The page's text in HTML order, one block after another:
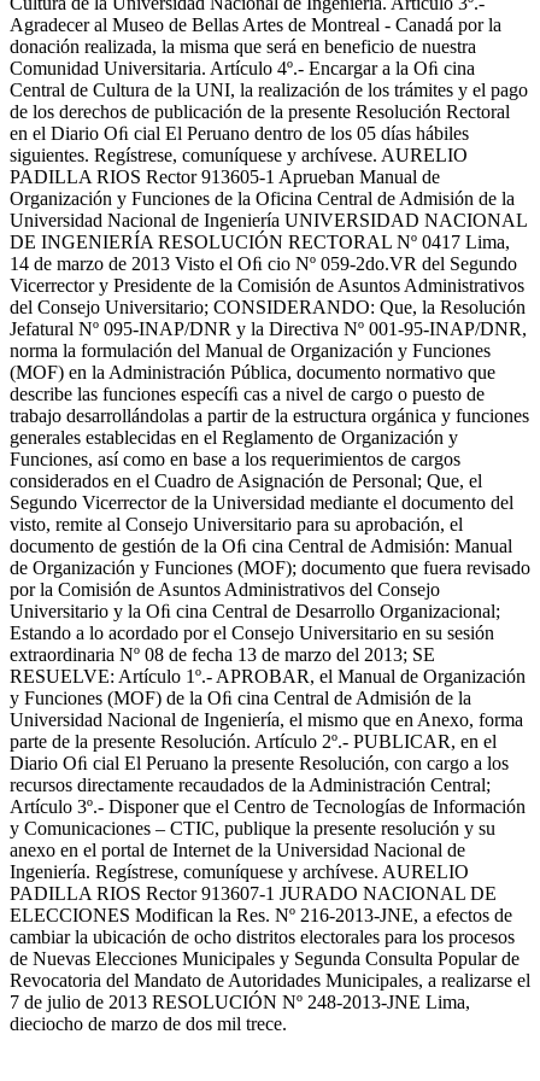
Agradecer al Museo de Bellas Artes de Montreal - Canadá por la
donación realizada, la misma que será en beneficio de nuestra
Comunidad Universitaria. Artículo 4º.- Encargar a la Oﬁ cina
Central de Cultura de la UNI, la realización de los trámites y el pago
de los derechos de publicación de la presente Resolución Rectoral
en el Diario Oﬁ cial El Peruano dentro de los 05 días hábiles
siguientes. Regístrese, comuníquese y archívese. AURELIO
PADILLA RIOS Rector 913605-1 Aprueban Manual de
Organización y Funciones de la Oficina Central de Admisión de la
Universidad Nacional de Ingeniería UNIVERSIDAD NACIONAL
DE INGENIERÍA RESOLUCIÓN RECTORAL Nº 0417 Lima,
14 de marzo de 2013 Visto el Oﬁ cio Nº 059-2do.VR del Segundo
Vicerrector y Presidente de la Comisión de Asuntos Administrativos
del Consejo Universitario; CONSIDERANDO: Que, la Resolución
Jefatural Nº 095-INAP/DNR y la Directiva Nº 001-95-INAP/DNR,
norma la formulación del Manual de Organización y Funciones
(MOF) en la Administración Pública, documento normativo que
describe las funciones especíﬁ cas a nivel de cargo o puesto de
trabajo desarrollándolas a partir de la estructura orgánica y funciones
generales establecidas en el Reglamento de Organización y
Funciones, así como en base a los requerimientos de cargos
considerados en el Cuadro de Asignación de Personal; Que, el
Segundo Vicerrector de la Universidad mediante el documento del
visto, remite al Consejo Universitario para su aprobación, el
documento de gestión de la Oﬁ cina Central de Admisión: Manual
de Organización y Funciones (MOF); documento que fuera revisado
por la Comisión de Asuntos Administrativos del Consejo
Universitario y la Oﬁ cina Central de Desarrollo Organizacional;
Estando a lo acordado por el Consejo Universitario en su sesión
extraordinaria Nº 08 de fecha 13 de marzo del 2013; SE
RESUELVE: Artículo 1º.- APROBAR, el Manual de Organización
y Funciones (MOF) de la Oﬁ cina Central de Admisión de la
Universidad Nacional de Ingeniería, el mismo que en Anexo, forma
parte de la presente Resolución. Artículo 2º.- PUBLICAR, en el
Diario Oﬁ cial El Peruano la presente Resolución, con cargo a los
recursos directamente recaudados de la Administración Central;
Artículo 3º.- Disponer que el Centro de Tecnologías de Información
y Comunicaciones – CTIC, publique la presente resolución y su
anexo en el portal de Internet de la Universidad Nacional de
Ingeniería. Regístrese, comuníquese y archívese. AURELIO
PADILLA RIOS Rector 913607-1 JURADO NACIONAL DE
ELECCIONES Modifican la Res. Nº 216-2013-JNE, a efectos de
cambiar la ubicación de ocho distritos electorales para los procesos
de Nuevas Elecciones Municipales y Segunda Consulta Popular de
Revocatoria del Mandato de Autoridades Municipales, a realizarse el
7 de julio de 2013 RESOLUCIÓN Nº 248-2013-JNE Lima,
dieciocho de marzo de dos mil trece.